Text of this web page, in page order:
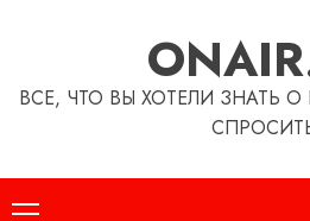
ВСЕ, ЧТО ВЫ ХОТЕЛИ ЗНАТЬ